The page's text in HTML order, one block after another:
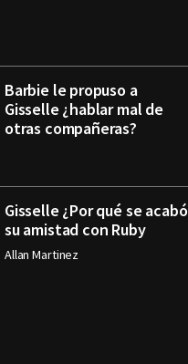
Barbie le propuso a
Gisselle ¿hablar mal de
otras compañeras?
Gisselle ¿Por qué se acabó
su amistad con Ruby
Allan Martinez